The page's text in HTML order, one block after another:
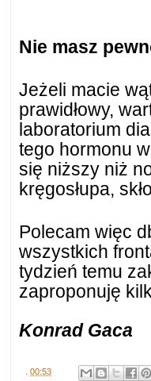
Nie masz
Jeżeli macie
prawidłowy,
laboratorium
tego hormonu
się niższy niż
kręgosłupa,
Polecam więc
wszystkich
tydzień temu
zaproponuję
Konrad Gaca
. 00:53